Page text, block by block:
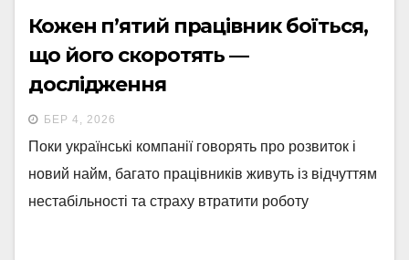
Кожен п’ятий працівник боїться,
що його скоротять —
дослідження
БЕР 4, 2026
Поки українські компанії говорять про розвиток і
новий найм, багато працівників живуть із відчуттям
нестабільності та страху втратити роботу